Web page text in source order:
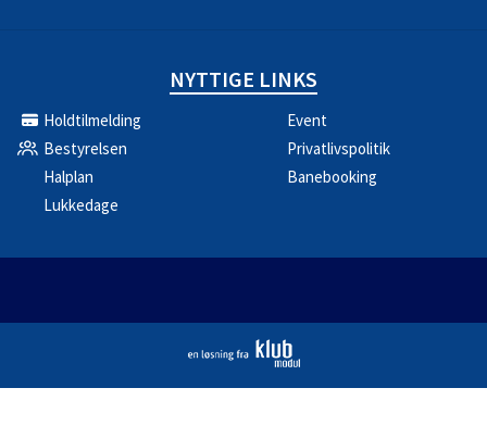
NYTTIGE LINKS
Holdtilmelding
Event
Bestyrelsen
Privatlivspolitik
Halplan
Banebooking
Lukkedage